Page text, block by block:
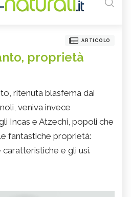
ARTICOLO
proprietà
ritenuta blasfema dai
veniva invece
Incas e Atzechi, popoli che
fantastiche proprietà:
e gli usi.